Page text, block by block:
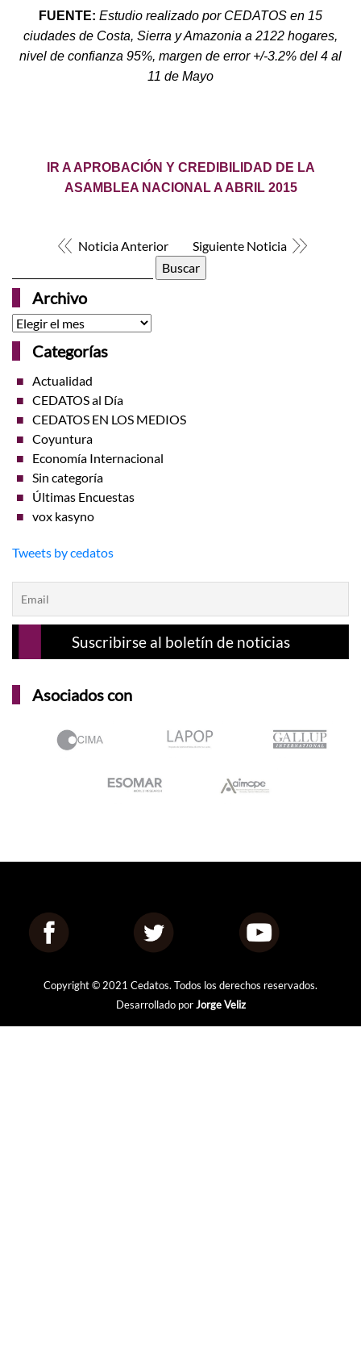
FUENTE: Estudio realizado por CEDATOS en 15
ciudades de Costa, Sierra y Amazonia a 2122 hogares,
nivel de confianza 95%, margen de error +/-3.2% del 4 al
11 de Mayo
IR A APROBACIÓN Y CREDIBILIDAD DE LA
ASAMBLEA NACIONAL A ABRIL 2015
Noticia Anterior
Siguiente Noticia
Archivo
Archivo
Categorías
Actualidad
CEDATOS al Día
CEDATOS EN LOS MEDIOS
Coyuntura
Economía Internacional
Sin categoría
Últimas Encuestas
vox kasyno
Tweets by cedatos
Asociados con
Copyright © 2021 Cedatos. Todos los derechos reservados.
Desarrollado porJorge Veliz